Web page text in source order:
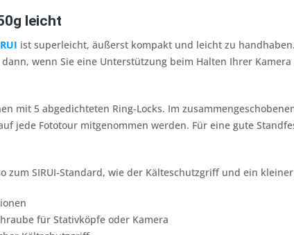
leicht
ist superleicht, äußerst kompakt und leicht zu
wenn Sie eine Unterstützung beim Halten Ihrer
mit 5 abgedichteten Ring-Locks. Im
jede Fototour mitgenommen werden. Für eine gute
zum SIRUI-Standard, wie der Kälteschutzgriff und ein
für Stativköpfe oder Kamera